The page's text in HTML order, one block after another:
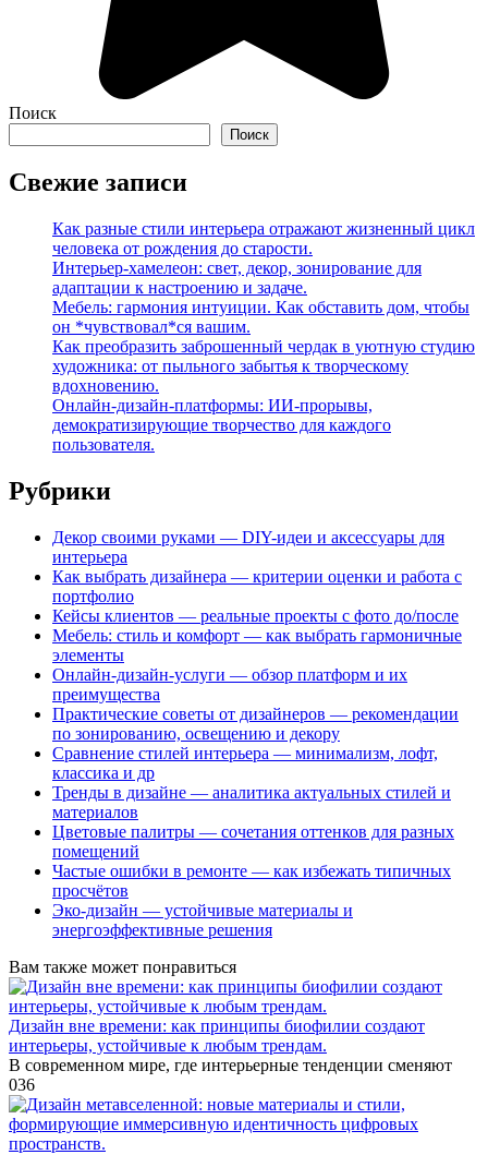
Поиск
Поиск
Свежие записи
Как разные стили интерьера отражают жизненный цикл
человека от рождения до старости.
Интерьер-хамелеон: свет, декор, зонирование для
адаптации к настроению и задаче.
Мебель: гармония интуиции. Как обставить дом, чтобы
он *чувствовал*ся вашим.
Как преобразить заброшенный чердак в уютную студию
художника: от пыльного забытья к творческому
вдохновению.
Онлайн-дизайн-платформы: ИИ-прорывы,
демократизирующие творчество для каждого
пользователя.
Рубрики
Декор своими руками — DIY-идеи и аксессуары для
интерьера
Как выбрать дизайнера — критерии оценки и работа с
портфолио
Кейсы клиентов — реальные проекты с фото до/после
Мебель: стиль и комфорт — как выбрать гармоничные
элементы
Онлайн-дизайн-услуги — обзор платформ и их
преимущества
Практические советы от дизайнеров — рекомендации
по зонированию, освещению и декору
Сравнение стилей интерьера — минимализм, лофт,
классика и др
Тренды в дизайне — аналитика актуальных стилей и
материалов
Цветовые палитры — сочетания оттенков для разных
помещений
Частые ошибки в ремонте — как избежать типичных
просчётов
Эко-дизайн — устойчивые материалы и
энергоэффективные решения
Вам также может понравиться
Дизайн вне времени: как принципы биофилии создают
интерьеры, устойчивые к любым трендам.
В современном мире, где интерьерные тенденции сменяют
036